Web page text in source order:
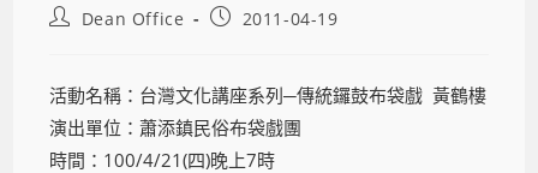
Dean Office 2011-04-19
活動名稱：台灣文化講座系列─傳統鑼鼓布袋戲 黃鶴樓
演出單位：蕭添鎮民俗布袋戲團
時間：100/4/21(四)晚上7時